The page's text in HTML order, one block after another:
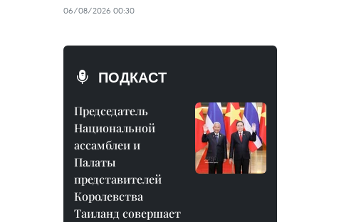
06/08/2026 00:30
ПОДКАСТ
Председатель
Национальной
ассамблеи и
Палаты
представителей
Королевства
Таиланд совершает